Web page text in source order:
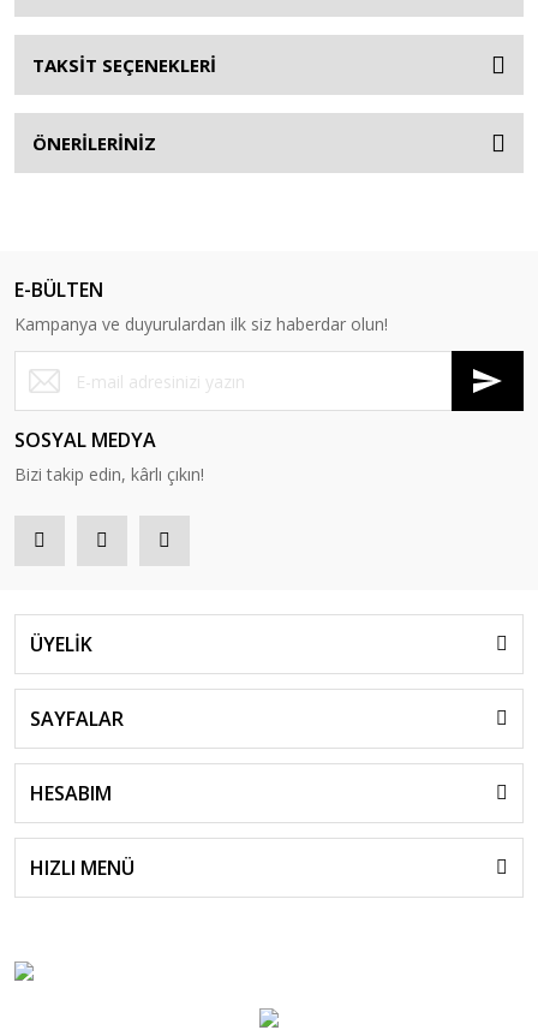
TAKSİT SEÇENEKLERİ
ÖNERİLERİNİZ
E-BÜLTEN
Kampanya ve duyurulardan ilk siz haberdar olun!
SOSYAL MEDYA
Bizi takip edin, kârlı çıkın!
ÜYELİK
SAYFALAR
HESABIM
HIZLI MENÜ